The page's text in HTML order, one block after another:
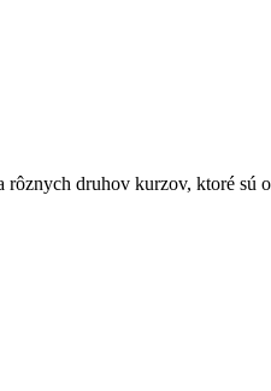
druhov kurzov, ktoré sú